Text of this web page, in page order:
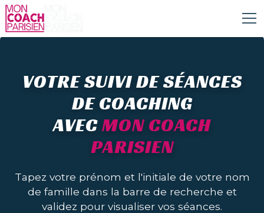
VOTRE SUIVI DE SÉANCES
DE COACHING
AVECMON COACH
PARISIEN
Tapez votre prénom et l'initiale de votre nom
de famille dans la barre de recherche et
validez pour visualiser vos séances.